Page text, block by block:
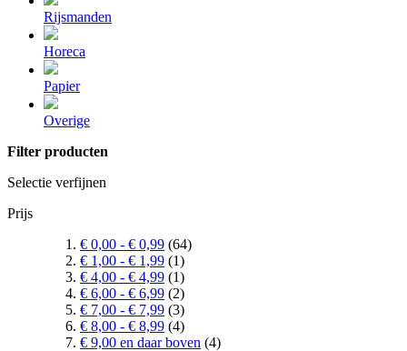
Rijsmanden
Horeca
Papier
Overige
Filter producten
Selectie verfijnen
Prijs
€ 0,00 - € 0,99 (64)
€ 1,00 - € 1,99 (1)
€ 4,00 - € 4,99 (1)
€ 6,00 - € 6,99 (2)
€ 7,00 - € 7,99 (3)
€ 8,00 - € 8,99 (4)
€ 9,00 en daar boven (4)